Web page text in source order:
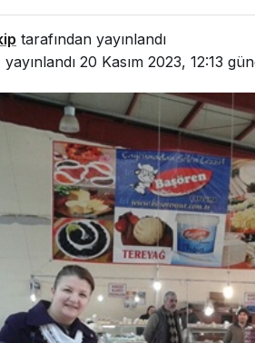
tarafından yayınlandı
yayınlandı 20 Kasım 2023, 12:13
Genel
Düzce’de Kadınlar
Mutfak Atölyesi ile
Profesyonelliğe Adım
Attı